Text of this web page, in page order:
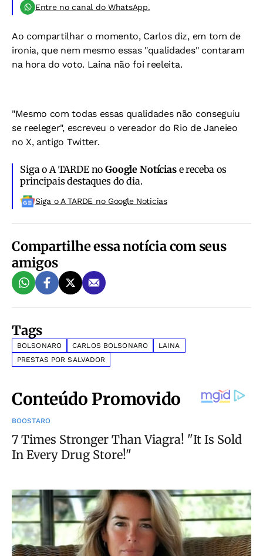
Entre no canal do WhatsApp.
Ao compartilhar o momento, Carlos diz, em tom de
ironia, que nem mesmo essas "qualidades" contaram
na hora do voto. Laina não foi reeleita.
"Mesmo com todas essas qualidades não conseguiu
se reeleger", escreveu o vereador do Rio de Janeieo
no X, antigo Twitter.
Siga o A TARDE noGoogle Notíciase receba os
principais destaques do dia.
Siga o A TARDE no Google Noticias
Compartilhe essa notícia com seus
amigos
Tags
BOLSONARO CARLOS BOLSONARO
LAINA
PRESTAS POR SALVADOR